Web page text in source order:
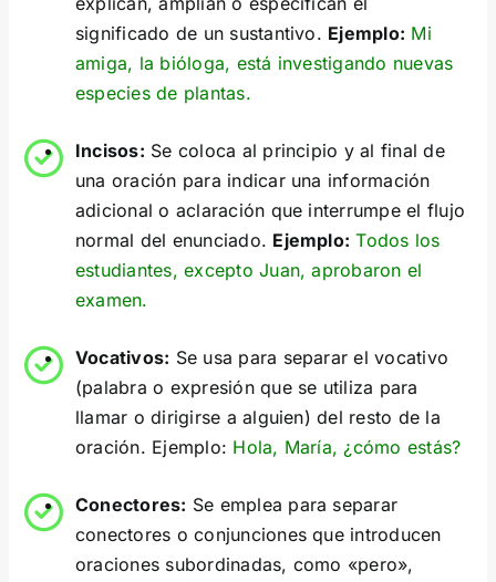
significado de un sustantivo. Ejemplo: Mi
amiga, la bióloga, está investigando nuevas
especies de plantas.
Incisos: Se coloca al principio y al final de
una oración para indicar una información
adicional o aclaración que interrumpe el flujo
normal del enunciado. Ejemplo: Todos los
estudiantes, excepto Juan, aprobaron el
examen.
Vocativos: Se usa para separar el vocativo
(palabra o expresión que se utiliza para
llamar o dirigirse a alguien) del resto de la
oración. Ejemplo: Hola, María, ¿cómo estás?
Conectores: Se emplea para separar
conectores o conjunciones que introducen
oraciones subordinadas, como «pero»,